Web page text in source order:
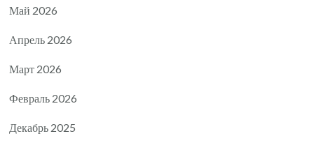
Май 2026
Апрель 2026
Март 2026
Февраль 2026
Декабрь 2025